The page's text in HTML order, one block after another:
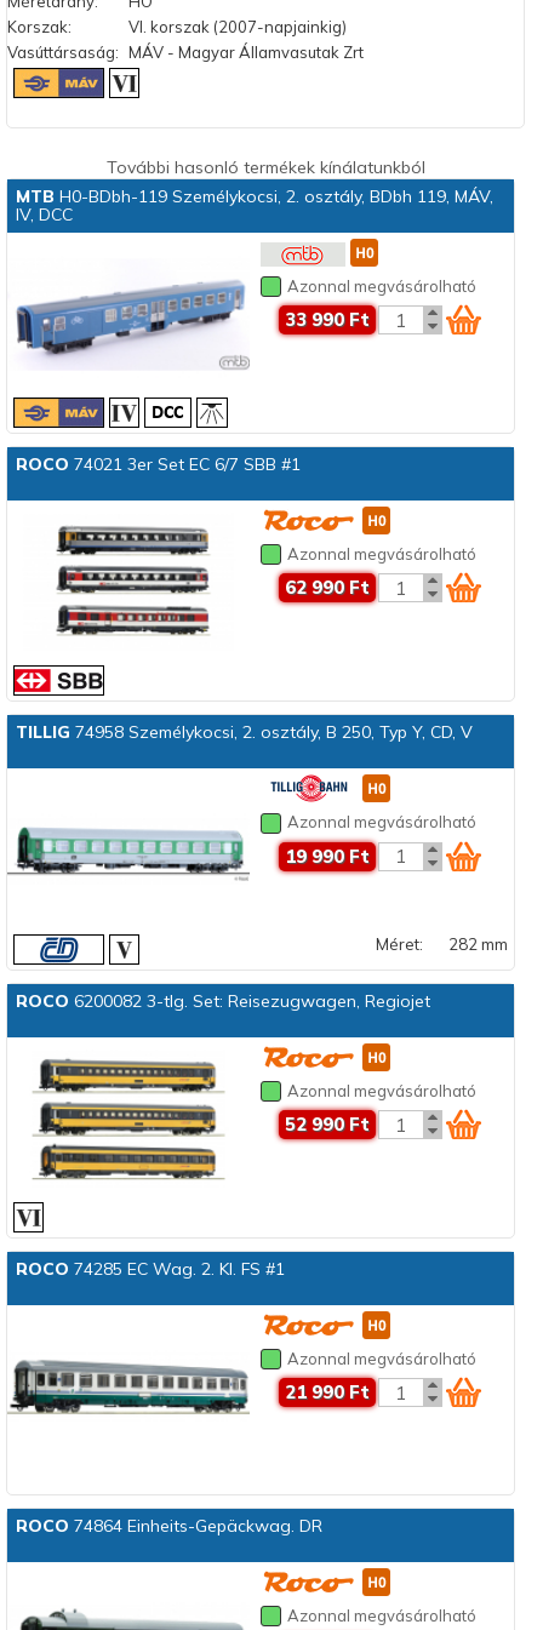
Korszak:
VI. korszak (2007-napjainkig)
Vasúttársaság: MÁV - Magyar Államvasutak Zrt
További hasonló termékek kínálatunkból
MTB H0-BDbh-119 Személykocsi, 2. osztály, BDbh 119, MÁV,
IV, DCC
Azonnal megvásárolható
33 990 Ft
ROCO 74021 3er Set EC 6/7 SBB #1
Azonnal megvásárolható
62 990 Ft
TILLIG 74958 Személykocsi, 2. osztály, B 250, Typ Y, CD, V
Azonnal megvásárolható
19 990 Ft
Méret: 282 mm
ROCO 6200082 3-tlg. Set: Reisezugwagen, Regiojet
Azonnal megvásárolható
52 990 Ft
ROCO 74285 EC Wag. 2. Kl. FS #1
Azonnal megvásárolható
21 990 Ft
ROCO 74864 Einheits-Gepäckwag. DR
Azonnal megvásárolható